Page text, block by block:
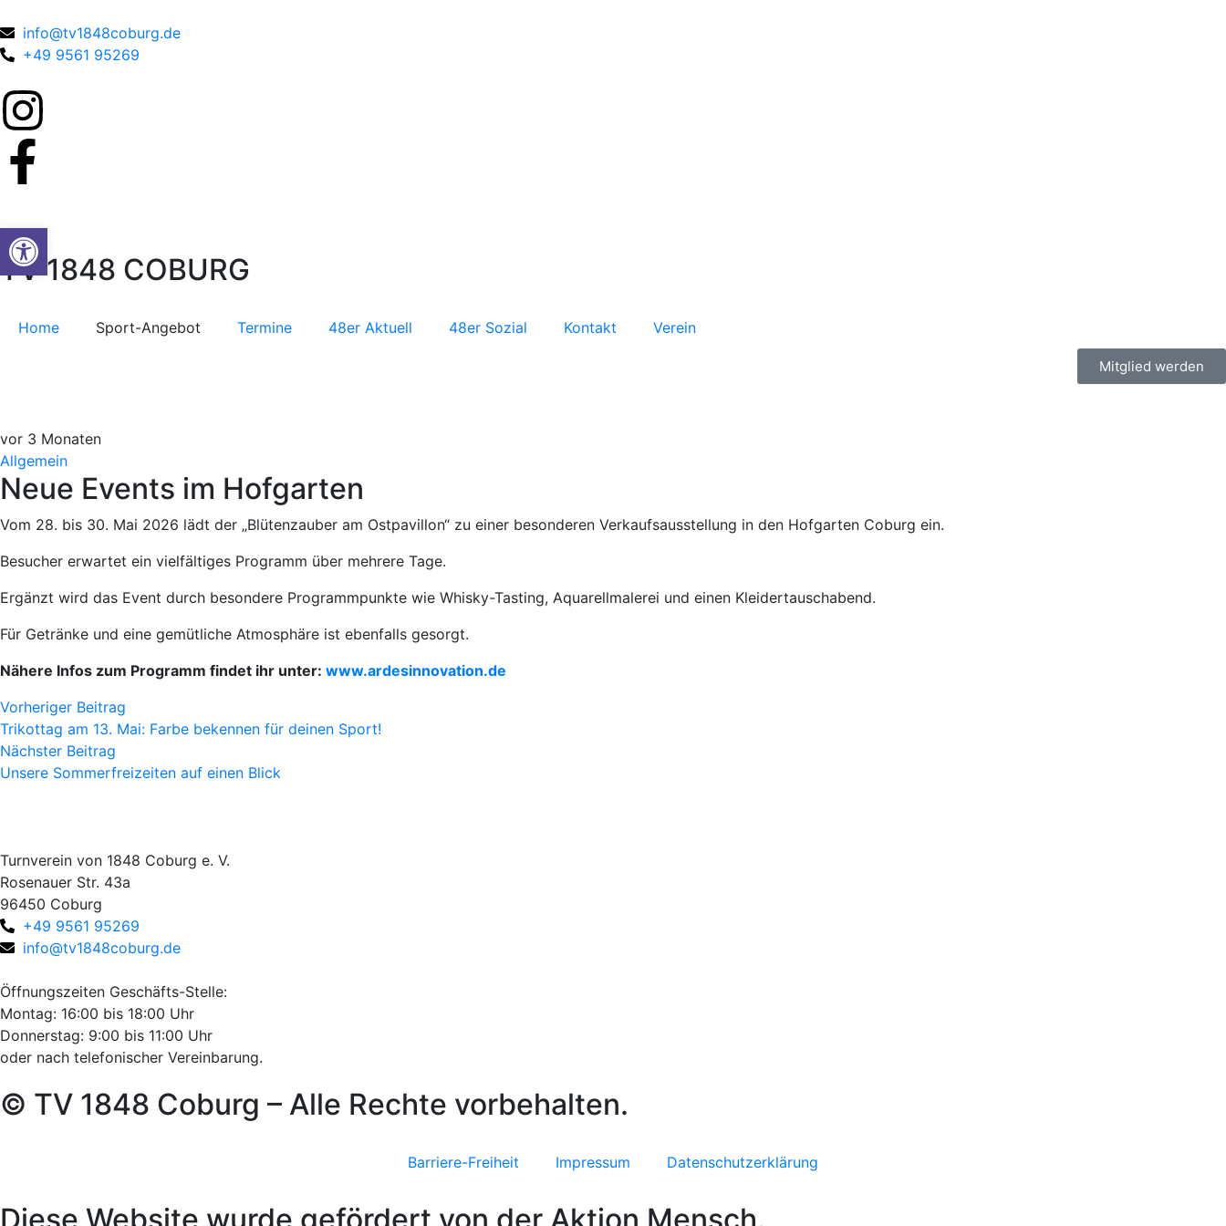
info@tv1848coburg.de
+49 9561 95269
TV 1848 COBURG
Home Sport-Angebot Termine 48er Aktuell 48er Sozial Kontakt Verein
Mitglied werden
vor 3 Monaten
Allgemein
Neue Events im Hofgarten
Vom 28. bis 30. Mai 2026 lädt der „Blütenzauber am Ostpavillon“ zu einer besonderen Verkaufsausstellung in den Hofgarten Coburg ein.
Besucher erwartet ein vielfältiges Programm über mehrere Tage.
Ergänzt wird das Event durch besondere Programmpunkte wie Whisky-Tasting, Aquarellmalerei und einen Kleidertauschabend.
Für Getränke und eine gemütliche Atmosphäre ist ebenfalls gesorgt.
Nähere Infos zum Programm findet ihr unter: www.ardesinnovation.de
Vorheriger Beitrag
Trikottag am 13. Mai: Farbe bekennen für deinen Sport!
Nächster Beitrag
Unsere Sommerfreizeiten auf einen Blick
Turnverein von 1848 Coburg e. V.
Rosenauer Str. 43a
96450 Coburg
+49 9561 95269
info@tv1848coburg.de
Öffnungszeiten Geschäfts-Stelle:
Montag: 16:00 bis 18:00 Uhr
Donnerstag: 9:00 bis 11:00 Uhr
oder nach telefonischer Vereinbarung.
© TV 1848 Coburg – Alle Rechte vorbehalten.
Barriere-Freiheit Impressum Datenschutzerklärung
Werkzeugleiste öffnen